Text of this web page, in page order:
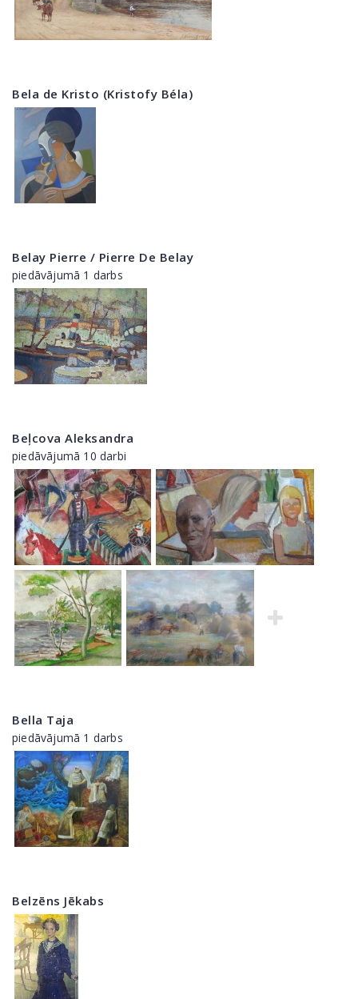
Bela de Kristo (Kristofy Béla)
Belay Pierre / Pierre De Belay
piedāvājumā 1 darbs
Beļcova Aleksandra
piedāvājumā 10 darbi
Bella Taja
piedāvājumā 1 darbs
Belzēns Jēkabs